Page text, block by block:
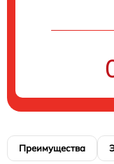
Преимущества